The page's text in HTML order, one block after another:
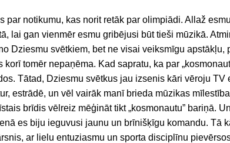
par notikumu, kas norit retāk par olimpiādi. Allaž
lai gan vienmēr esmu gribējusi būt tieši mūzikā.
Dziesmu svētkiem, bet ne visai veiksmīgu apstākļu,
korī tomēr nepaņēma. Kad sapratu, ka par
Tātad, Dziesmu svētkus jau izsenis kāri vēroju TV
estrādē, un vēl vairāk manī brieda mūzikas
brīdis vēlreiz mēģināt tikt „kosmonautu” bariņā.
es biju ieguvusi jaunu un brīnišķīgu komandu. Tā
ar lielu entuziasmu un sporta disciplīnu